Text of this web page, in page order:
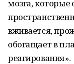
мозга, которые
вживается,
обогащает в
реагирования».